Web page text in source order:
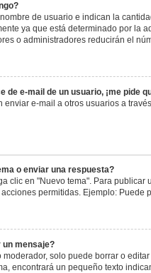
de usuario e indican la
ya que está determinado por la
o administradores reducirán el
de e-mail de un usuario, ¡me pide
e-mail a otros usuarios a
o enviar una respuesta?
clic en "Nuevo tema". Para
permitidas. Ejemplo: Puede
un mensaje?
solo puede borrar o
encontrará un pequeño texto